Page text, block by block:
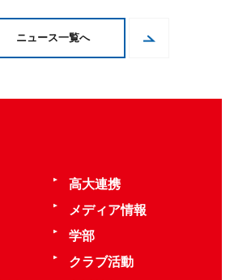
ニュース一覧へ
高大連携
メディア情報
学部
クラブ活動